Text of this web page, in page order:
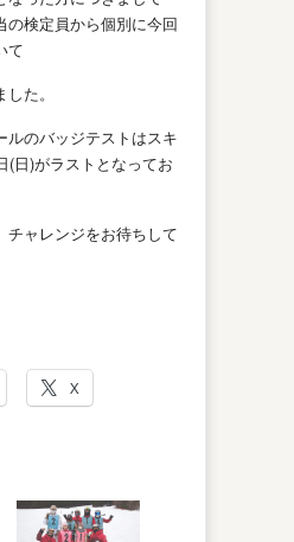
の検定員から個別に今回
て
た。
ルのバッジテストはスキ
(日)がラストとなってお
チャレンジをお待ちして
X